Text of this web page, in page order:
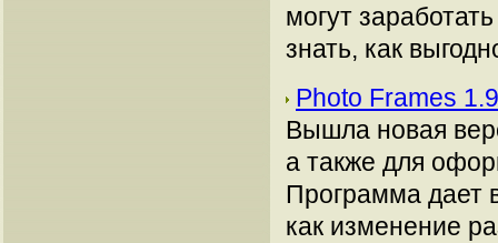
могут
знать, как
Photo Frames
Вышла новая
а также для
Программа дает
как изменение